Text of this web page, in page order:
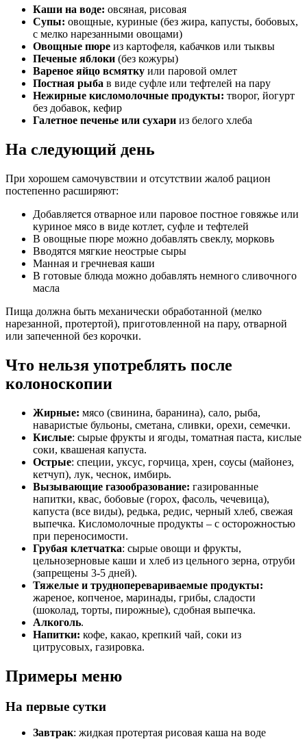
Каши на воде: овсяная, рисовая
Супы: овощные, куриные (без жира, капусты, бобовых,
с мелко нарезанными овощами)
Овощные пюре из картофеля, кабачков или тыквы
Печеные яблоки (без кожуры)
Вареное яйцо всмятку или паровой омлет
Постная рыба в виде суфле или тефтелей на пару
Нежирные кисломолочные продукты: творог, йогурт
без добавок, кефир
Галетное печенье или сухари из белого хлеба
На следующий день
При хорошем самочувствии и отсутствии жалоб рацион
постепенно расширяют:
Добавляется отварное или паровое постное говяжье или
куриное мясо в виде котлет, суфле и тефтелей
В овощные пюре можно добавлять свеклу, морковь
Вводятся мягкие неострые сыры
Манная и гречневая каши
В готовые блюда можно добавлять немного сливочного
масла
Пища должна быть механически обработанной (мелко
нарезанной, протертой), приготовленной на пару, отварной
или запеченной без корочки.
Что нельзя употреблять после
колоноскопии
Жирные: мясо (свинина, баранина), сало, рыба,
наваристые бульоны, сметана, сливки, орехи, семечки.
Кислые: сырые фрукты и ягоды, томатная паста, кислые
соки, квашеная капуста.
Острые: специи, уксус, горчица, хрен, соусы (майонез,
кетчуп), лук, чеснок, имбирь.
Вызывающие газообразование: газированные
напитки, квас, бобовые (горох, фасоль, чечевица),
капуста (все виды), редька, редис, черный хлеб, свежая
выпечка. Кисломолочные продукты – с осторожностью
при переносимости.
Грубая клетчатка: сырые овощи и фрукты,
цельнозерновые каши и хлеб из цельного зерна, отруби
(запрещены 3-5 дней).
Тяжелые и трудноперевариваемые продукты:
жареное, копченое, маринады, грибы, сладости
(шоколад, торты, пирожные), сдобная выпечка.
Алкоголь.
Напитки: кофе, какао, крепкий чай, соки из
цитрусовых, газировка.
Примеры меню
На первые сутки
Завтрак: жидкая протертая рисовая каша на воде